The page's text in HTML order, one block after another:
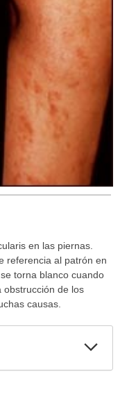
en las piernas.
referencia al patrón en
torna blanco cuando
obstrucción de los
causas.